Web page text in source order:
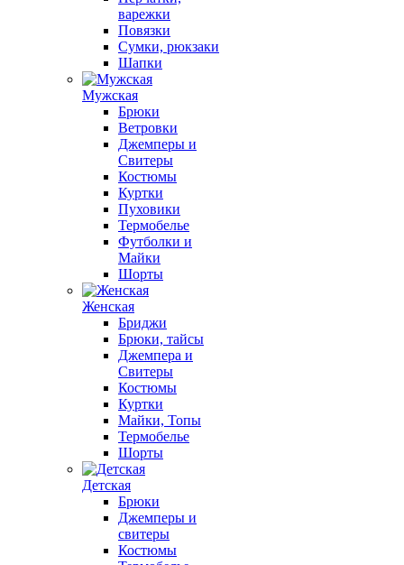
варежки
Повязки
Сумки, рюкзаки
Шапки
Мужская
Брюки
Ветровки
Джемперы и
Свитеры
Костюмы
Куртки
Пуховики
Термобелье
Футболки и
Майки
Шорты
Женская
Бриджи
Брюки, тайсы
Джемпера и
Свитеры
Костюмы
Куртки
Майки, Топы
Термобелье
Шорты
Детская
Брюки
Джемперы и
свитеры
Костюмы